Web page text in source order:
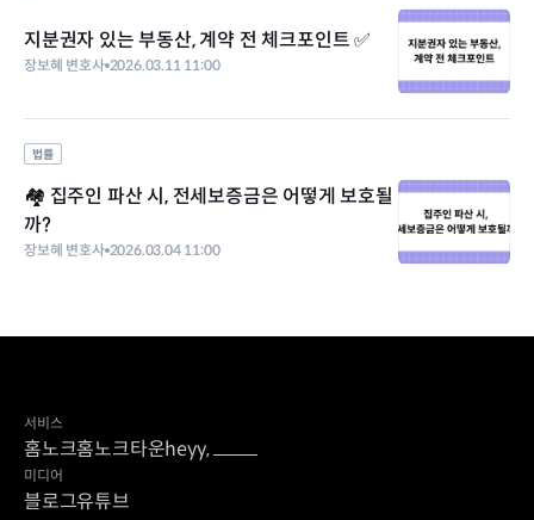
지분권자 있는 부동산, 계약 전 체크포인트 ✅
장보혜 변호사 2026.03.11 11:00
법률
🏘️ 집주인 파산 시, 전세보증금은 어떻게 보호될
까?
장보혜 변호사 2026.03.04 11:00
서비스
홈노크홈노크타운heyy,
미디어
블로그유튜브